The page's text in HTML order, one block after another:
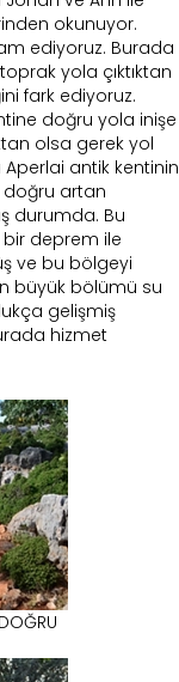
okunuyor.
ediyoruz. Burada
yola çıktıktan
fark ediyoruz.
doğru yola inişe
olsa gerek yol
antik kentinin
doğru artan
durumda. Bu
deprem ile
ve bu bölgeyi
büyük bölümü su
gelişmiş
hizmet